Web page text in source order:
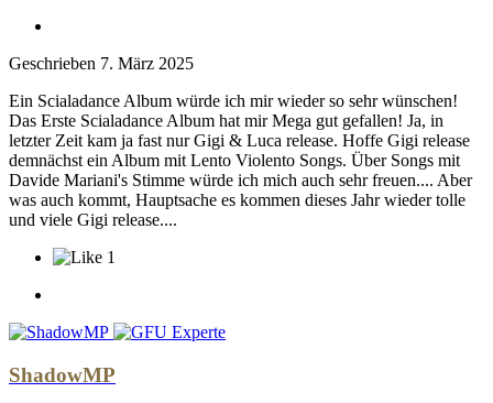
Geschrieben 7. März 2025
Ein Scialadance Album würde ich mir wieder so sehr wünschen!
Das Erste Scialadance Album hat mir Mega gut gefallen! Ja, in
letzter Zeit kam ja fast nur Gigi & Luca release. Hoffe Gigi release
demnächst ein Album mit Lento Violento Songs. Über Songs mit
Davide Mariani's Stimme würde ich mich auch sehr freuen.... Aber
was auch kommt, Hauptsache es kommen dieses Jahr wieder tolle
und viele Gigi release....
1
ShadowMP